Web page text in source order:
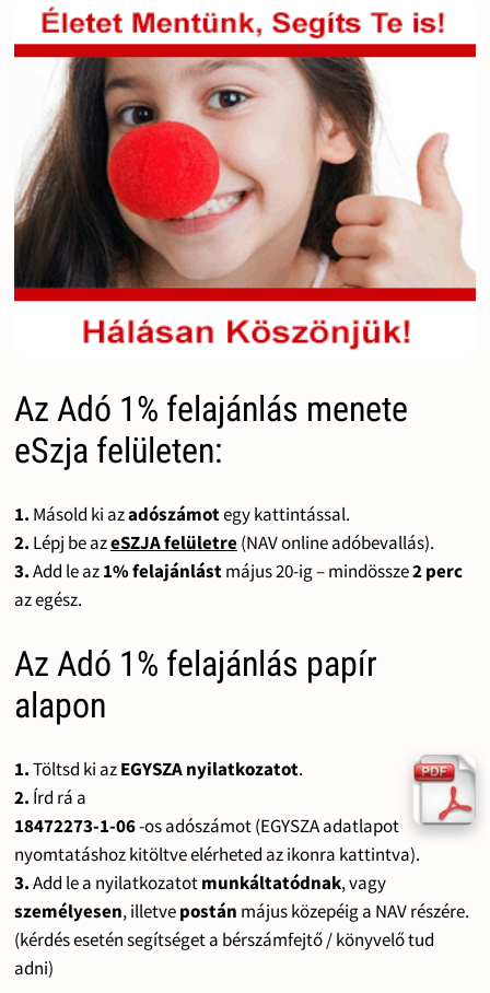
Az Adó 1% felajánlás menete
eSzja felületen:
1. Másold ki azadószámotegy kattintással.
2. Lépj be azeSZJA felületre(NAV online adóbevallás).
3.Add le az1% felajánlástmájus 20-ig – mindössze2 perc
az egész.
Az Adó 1% felajánlás papír
alapon
1.Töltsd ki azEGYSZA nyilatkozatot.
2. Írd rá a
18472273-1-06-os adószámot (EGYSZA adatlapot
nyomtatáshoz kitöltve elérheted az ikonra kattintva).
3.Add le a nyilatkozatotmunkáltatódnak, vagy
személyesen, illetvepostán május közepéig a NAV részére.
(kérdés esetén segítséget a bérszámfejtő / könyvelő tud
adni)